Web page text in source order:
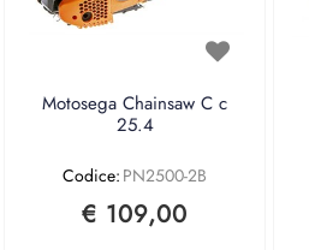
Motosega Chainsaw C c
25.4
Codice: PN2500-2B
€ 109,00